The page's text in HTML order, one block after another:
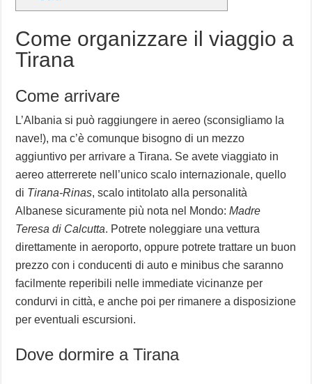
Come organizzare il viaggio a
Tirana
Come arrivare
L’Albania si può raggiungere in aereo (sconsigliamo la
nave!), ma c’è comunque bisogno di un mezzo
aggiuntivo per arrivare a Tirana. Se avete viaggiato in
aereo atterrerete nell’unico scalo internazionale, quello
di Tirana-Rinas, scalo intitolato alla personalità
Albanese sicuramente più nota nel Mondo:Madre
Teresa di Calcutta. Potrete noleggiare una vettura
direttamente in aeroporto, oppure potrete trattare un buon
prezzo con i conducenti di auto e minibus che saranno
facilmente reperibili nelle immediate vicinanze per
condurvi in città, e anche poi per rimanere a disposizione
per eventuali escursioni.
Dove dormire a Tirana